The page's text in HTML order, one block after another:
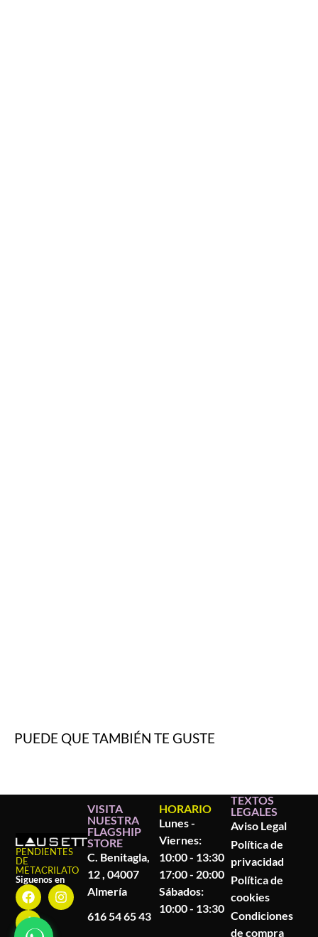
PUEDE QUE TAMBIÉN TE GUSTE
PENDIENTES
DE
METACRILATO
Siguenos en
VISITA
NUESTRA
FLAGSHIP
STORE
C. Benitagla,
12 , 04007
Almería
616 54 65 43
HORARIO
Lunes -
Viernes:
10:00 - 13:30
17:00 - 20:00
Sábados:
10:00 - 13:30
TEXTOS
LEGALES
Aviso Legal
Política de
privacidad
Política de
cookies
Condiciones
de compra